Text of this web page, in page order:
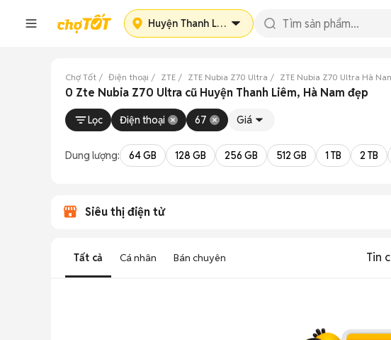
Huyện Thanh Liêm
Chợ Tốt Điện thoại ZTE ZTE Nubia Z70 Ultra ZTE Nubia Z70 Ultra Hà
0 Zte Nubia Z70 Ultra cũ Huyện Thanh Liêm, Hà Nam đẹp
Lọc Điện thoại 67 Giá
Dung lượng: 64 GB 128 GB 256 GB 512 GB 1 TB 2 TB
Siêu thị điện tử
Tất cả Cá nhân Bán chuyên Tin